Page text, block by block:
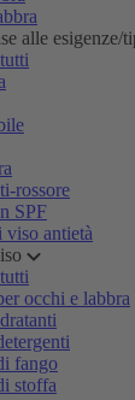
alle esigenze/
rossore
SPF
viso antietà
occhi e labbra
fango
stoffa